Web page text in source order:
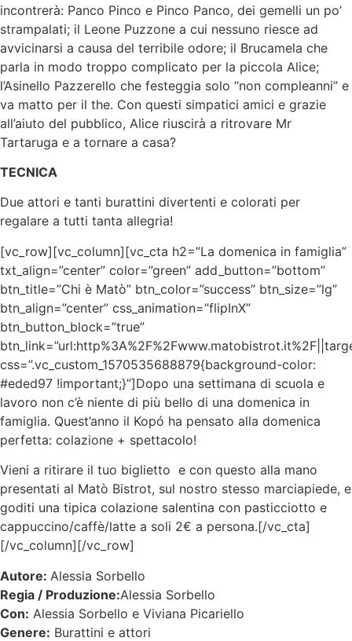
incontrerà: Panco Pinco e Pinco Panco, dei gemelli un po’
strampalati; il Leone Puzzone a cui nessuno riesce ad
avvicinarsi a causa del terribile odore; il Brucamela che
parla in modo troppo complicato per la piccola Alice;
l’Asinello Pazzerello che festeggia solo “non compleanni” e
va matto per il the. Con questi simpatici amici e grazie
all’aiuto del pubblico, Alice riuscirà a ritrovare Mr
Tartaruga e a tornare a casa?
TECNICA
Due attori e tanti burattini divertenti e colorati per
regalare a tutti tanta allegria!
[vc_row][vc_column][vc_cta h2=”La domenica in famiglia”
txt_align=”center” color=”green” add_button=”bottom”
btn_title=”Chi è Matò” btn_color=”success” btn_size=”lg”
btn_align=”center” css_animation=”flipInX”
btn_button_block=”true”
css=”.vc_custom_1570535688879{background-color:
#eded97 !important;}”]Dopo una settimana di scuola e
lavoro non c’è niente di più bello di una domenica in
famiglia. Quest’anno il Kopó ha pensato alla domenica
perfetta: colazione + spettacolo!
Vieni a ritirare il tuo biglietto e con questo alla mano
presentati al Matò Bistrot, sul nostro stesso marciapiede, e
goditi una tipica colazione salentina con pasticciotto e
cappuccino/caffè/latte a soli 2€ a persona.[/vc_cta]
[/vc_column][/vc_row]
Autore: Alessia Sorbello
Regia / Produzione:Alessia Sorbello
Con: Alessia Sorbello e Viviana Picariello
Genere: Burattini e attori